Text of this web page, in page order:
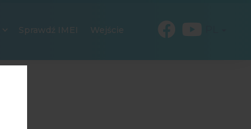
Sprawdź IMEI Wejście